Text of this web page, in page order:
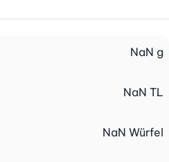
NaN g
NaN TL
NaN Würfel